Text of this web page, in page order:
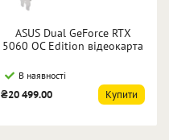
ASUS Dual GeForce RTX
5060 OC Edition відеокарта
RTX5060-O8G
В наявності
₴20 499.00 Купити